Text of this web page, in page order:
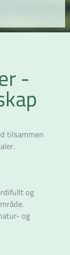
-
tilsammen
og
og